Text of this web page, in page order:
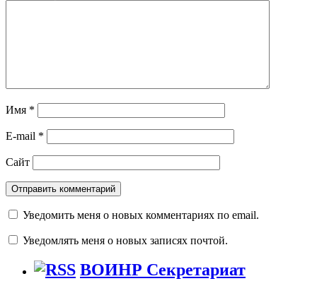
Имя *
E-mail *
Сайт
Уведомить меня о новых комментариях по email.
Уведомлять меня о новых записях почтой.
ВОИНР Секретариат